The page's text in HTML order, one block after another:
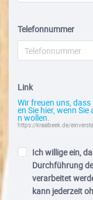
Telefonnummer
Link
Wir freuen uns,
en Sie hier, wenn
n wollen.
https://kraaibeek.de/
Ich willige ein,
Durchführung
verarbeitet
kann jederzeit